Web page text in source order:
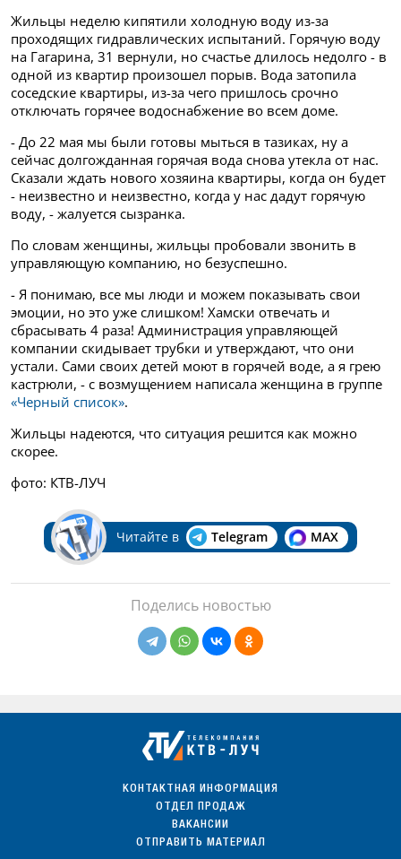
Жильцы неделю кипятили холодную воду из-за
проходящих гидравлических испытаний. Горячую воду
на Гагарина, 31 вернули, но счастье длилось недолго - в
одной из квартир произошел порыв. Вода затопила
соседские квартиры, из-за чего пришлось срочно
отключать горячее водоснабжение во всем доме.
- До 22 мая мы были готовы мыться в тазиках, ну а
сейчас долгожданная горячая вода снова утекла от нас.
Сказали ждать нового хозяина квартиры, когда он будет
- неизвестно и неизвестно, когда у нас дадут горячую
воду, - жалуется сызранка.
По словам женщины, жильцы пробовали звонить в
управляющую компанию, но безуспешно.
- Я понимаю, все мы люди и можем показывать свои
эмоции, но это уже слишком! Хамски отвечать и
сбрасывать 4 раза! Администрация управляющей
компании скидывает трубки и утверждают, что они
устали. Сами своих детей моют в горячей воде, а я грею
кастрюли, - с возмущением написала женщина в группе
«Черный список».
Жильцы надеются, что ситуация решится как можно
скорее.
фото: КТВ-ЛУЧ
Читайте в Telegram MAX
Поделись новостью
КОНТАКТНАЯ ИНФОРМАЦИЯ
ОТДЕЛ ПРОДАЖ
ВАКАНСИИ
ОТПРАВИТЬ МАТЕРИАЛ